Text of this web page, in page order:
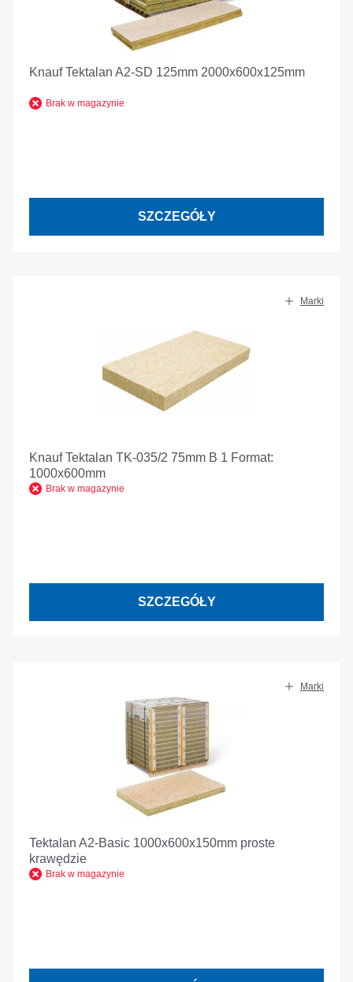
Knauf Tektalan A2-SD 125mm 2000x600x125mm
Brak w magazynie
SZCZEGÓŁY
Marki
Knauf Tektalan TK-035/2 75mm B 1 Format:
1000x600mm
Brak w magazynie
SZCZEGÓŁY
Marki
Tektalan A2-Basic 1000x600x150mm proste
krawędzie
Brak w magazynie